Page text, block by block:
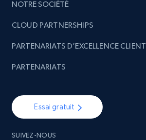
NOTRE SOCIÉTÉ
Essai gratuit
SUIVEZ-NOUS
CLOUD PARTNERSHIPS
PARTENARIATS D’EXCELLENCE CLIENT
PARTENARIATS